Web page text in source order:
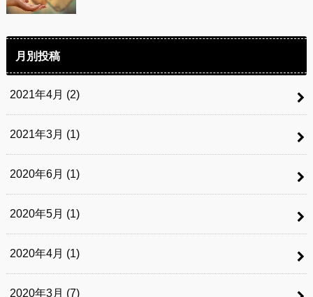
月別投稿
2021年4月 (2)
2021年3月 (1)
2020年6月 (1)
2020年5月 (1)
2020年4月 (1)
2020年3月 (7)